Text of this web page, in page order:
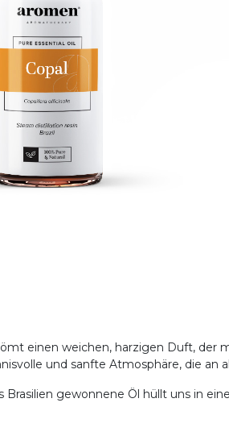
einen weichen, harzigen Duft,
und sanfte Atmosphäre, die an
Brasilien gewonnene Öl hüllt uns in